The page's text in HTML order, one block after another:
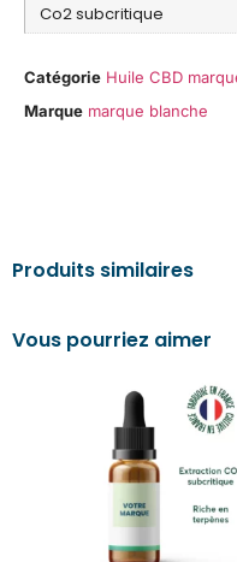
Co2 subcritique
Catégorie Huile CBD
Marque marque blanche
Produits similaires
Vous pourriez aimer